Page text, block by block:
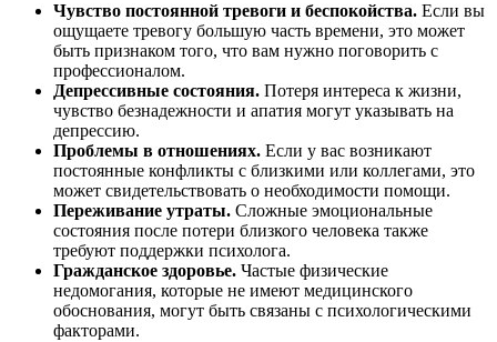
Чувство постоянной тревоги и беспокойства. Если вы
ощущаете тревогу большую часть времени, это может
быть признаком того, что вам нужно поговорить с
профессионалом.
Депрессивные состояния. Потеря интереса к жизни,
чувство безнадежности и апатия могут указывать на
депрессию.
Проблемы в отношениях. Если у вас возникают
постоянные конфликты с близкими или коллегами, это
может свидетельствовать о необходимости помощи.
Переживание утраты. Сложные эмоциональные
состояния после потери близкого человека также
требуют поддержки психолога.
Гражданское здоровье. Частые физические
недомогания, которые не имеют медицинского
обоснования, могут быть связаны с психологическими
факторами.